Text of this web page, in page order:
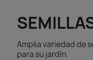
Amplia variedad de
para su jardín.